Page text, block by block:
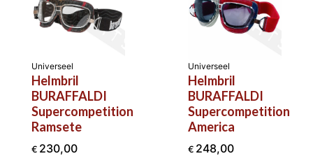
Universeel
Helmbril
BURAFFALDI
Supercompetition
Ramsete
€ 230,00
Universeel
Helmbril
BURAFFALDI
Supercompetition
America
€ 248,00